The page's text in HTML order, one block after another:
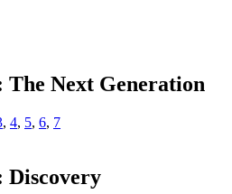
The Next Generation
, 4, 5, 6, 7
Discovery